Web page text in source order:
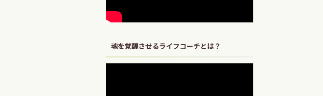
魂を覚醒させるライフコーチとは？